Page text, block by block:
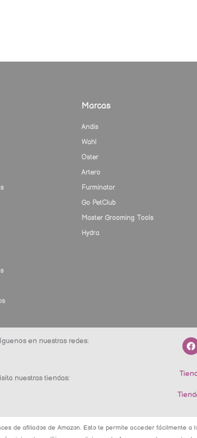
Marcas
Andis
Wahl
Oster
Artero
Furminator
Go PetClub
Master Grooming Tools
Hydra
en nuestras redes:
F
a
b
o
nuestras tiendas:
de afiliados de Amazon. Esto te permite acceder fácilmente a